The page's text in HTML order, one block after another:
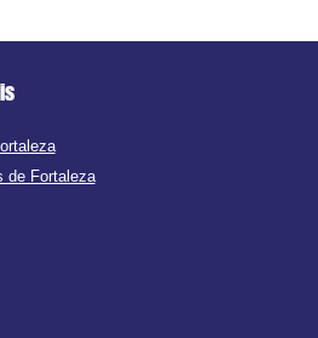
de Fortaleza